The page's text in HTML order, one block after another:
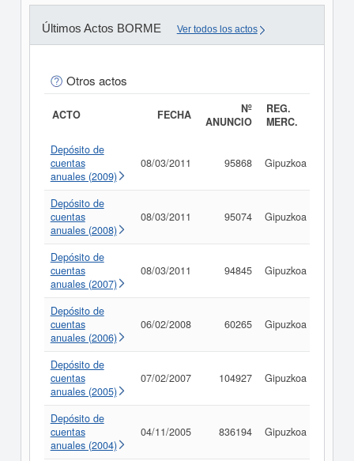
Últimos Actos BORME Ver todos los actos
Otros actos
ACTO FECHA
Nº
ANUNCIO
REG.
MERC.
Depósito de
cuentas
anuales (2009)
08/03/2011 95868 Gipuzkoa
Depósito de
cuentas
anuales (2008)
08/03/2011 95074 Gipuzkoa
Depósito de
cuentas
anuales (2007)
08/03/2011 94845 Gipuzkoa
Depósito de
cuentas
anuales (2006)
06/02/2008 60265 Gipuzkoa
Depósito de
cuentas
anuales (2005)
07/02/2007 104927 Gipuzkoa
Depósito de
cuentas
anuales (2004)
04/11/2005 836194 Gipuzkoa